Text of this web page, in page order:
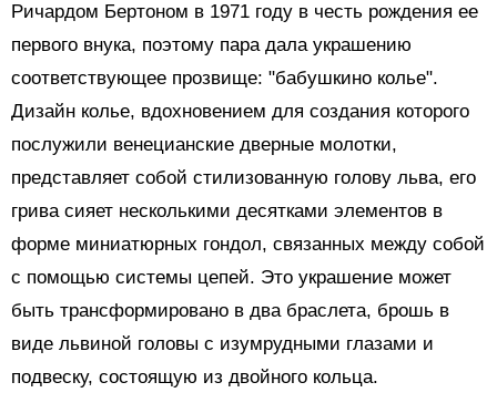
Ричардом Бертоном в 1971 году в честь рождения ее
первого внука, поэтому пара дала украшению
соответствующее прозвище: "бабушкино колье".
Дизайн колье, вдохновением для создания которого
послужили венецианские дверные молотки,
представляет собой стилизованную голову льва, его
грива сияет несколькими десятками элементов в
форме миниатюрных гондол, связанных между собой
с помощью системы цепей. Это украшение может
быть трансформировано в два браслета, брошь в
виде львиной головы с изумрудными глазами и
подвеску, состоящую из двойного кольца.